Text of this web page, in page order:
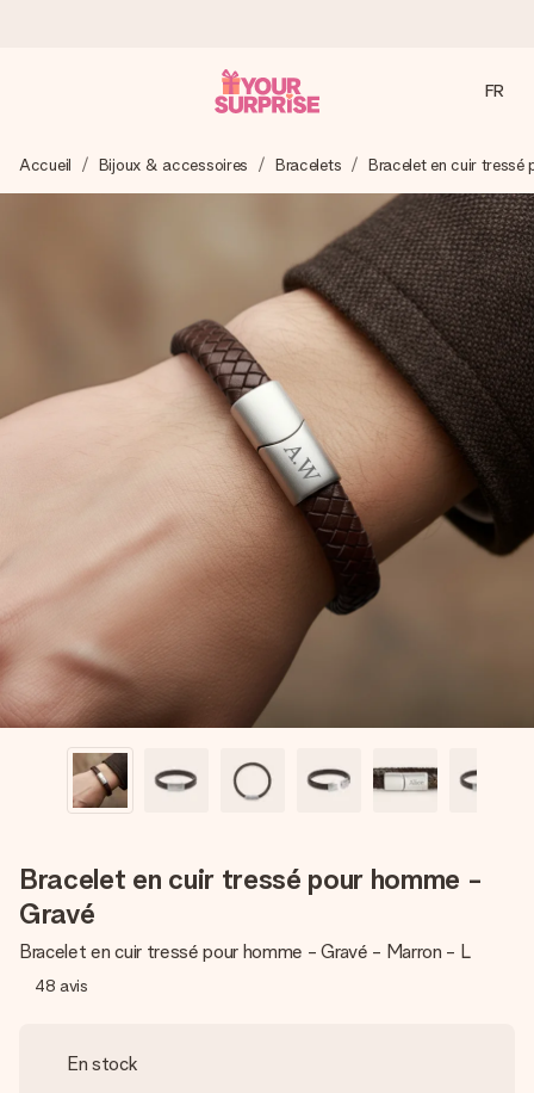
Nous préparons votre cadeau avec attention et l’envoyons
en un éclair – pour que vous puissiez l’offrir au bon moment,
4,2 (sur la base de +15 000 avis)
Nos cadeaux sont appréciés. Les clients nous attribuent
une note de 4,2 sur Google Reviews (total de tous les
pays où nous sommes présents).
Carte de vœux gratuite
Créez quelque chose d’unique en quelques étapes – avec
son prénom, votre photo ou un message qui touche le cœur.
Sans complications, juste tout l’amour pour le moment idéal.
FR
Accueil Bijoux & accessoires Bracelets Bracelet en cuir tressé
Bracelet en cuir tressé pour homme -
Gravé
Bracelet en cuir tressé pour homme - Gravé - Marron - L
48 avis
En stock